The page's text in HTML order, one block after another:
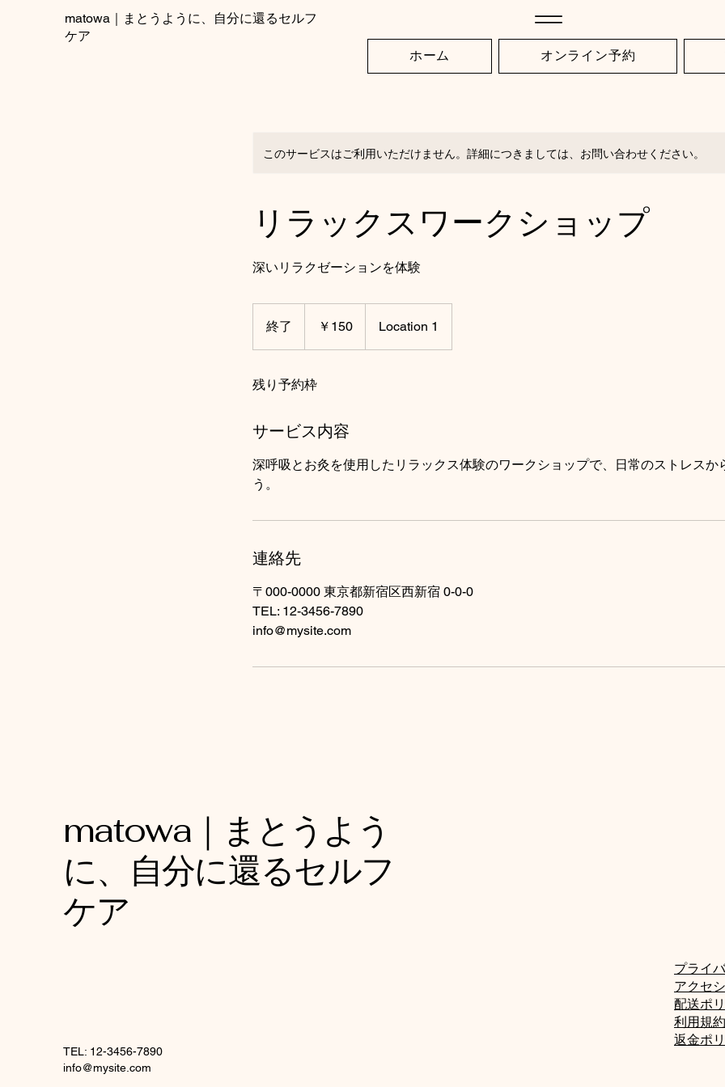
matowa｜まとうように、自分に還るセルフ
ケア
ホーム オンライン予約
このサービスはご利用いただけません。詳細につきましては、お問い合わせください。
リラックスワークショップ
深いリラクゼーションを体験
終了
了
￥150 Location 1
残り予約枠
サービス内容
深呼吸とお灸を使用したリラックス体験のワークショップで、日常のストレスか
う。
連絡先
〒000-0000 東京都新宿区西新宿 0-0-0
TEL: 12-3456-7890
info@mysite.com
matowa｜まとうよう
に、自分に還るセルフ
ケア
TEL: 12-3456-7890
info@mysite.com
プライ
アクセ
配送ポ
利用規約
返金ポ